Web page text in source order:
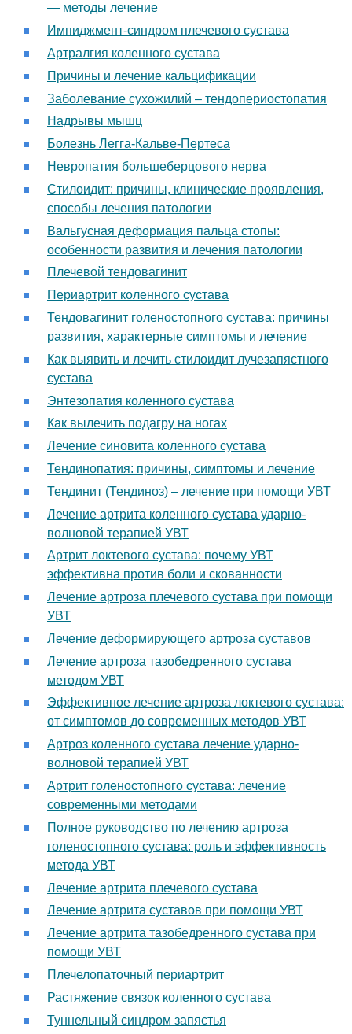
— методы лечение
Импиджмент-синдром плечевого сустава
Артралгия коленного сустава
Причины и лечение кальцификации
Заболевание сухожилий – тендопериостопатия
Надрывы мышц
Болезнь Легга-Кальве-Пертеса
Невропатия большеберцового нерва
Стилоидит: причины, клинические проявления,
способы лечения патологии
Вальгусная деформация пальца стопы:
особенности развития и лечения патологии
Плечевой тендовагинит
Периартрит коленного сустава
Тендовагинит голеностопного сустава: причины
развития, характерные симптомы и лечение
Как выявить и лечить стилоидит лучезапястного
сустава
Энтезопатия коленного сустава
Как вылечить подагру на ногах
Лечение синовита коленного сустава
Тендинопатия: причины, симптомы и лечение
Тендинит (Тендиноз) – лечение при помощи УВТ
Лечение артрита коленного сустава ударно-
волновой терапией УВТ
Артрит локтевого сустава: почему УВТ
эффективна против боли и скованности
Лечение артроза плечевого сустава при помощи
УВТ
Лечение деформирующего артроза суставов
Лечение артроза тазобедренного сустава
методом УВТ
Эффективное лечение артроза локтевого сустава:
от симптомов до современных методов УВТ
Артроз коленного сустава лечение ударно-
волновой терапией УВТ
Артрит голеностопного сустава: лечение
современными методами
Полное руководство по лечению артроза
голеностопного сустава: роль и эффективность
метода УВТ
Лечение артрита плечевого сустава
Лечение артрита суставов при помощи УВТ
Лечение артрита тазобедренного сустава при
помощи УВТ
Плечелопаточный периартрит
Растяжение связок коленного сустава
Туннельный синдром запястья